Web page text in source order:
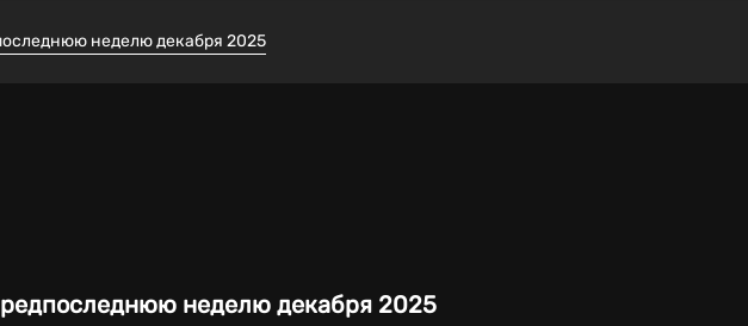
неделю декабря 2025
неделю декабря 2025